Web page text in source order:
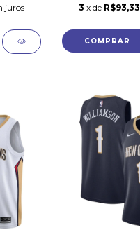
juros 3 x de R$93,33
COMPRAR